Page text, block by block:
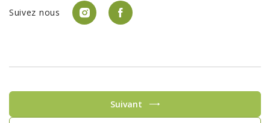
Suivez nous
Suivant